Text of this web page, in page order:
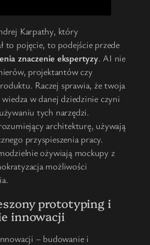
Karpathy, który
to pojęcie, to podejście przede
znaczenie ekspertyzy. AI nie
projektantów czy
Raczej sprawia, że twoja
wiedza w danej dziedzinie czyni
tych narzędzi.
architekturę, używają
przyspieszenia pracy.
ożywiają mockupy z
możliwości
prototyping i
innowacji
– budowanie i